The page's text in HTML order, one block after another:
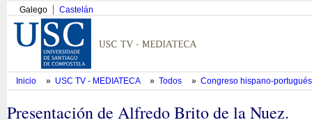
Galego Castelán
Inicio » USC TV - MEDIATECA » Todos » Congreso hispano-
Presentación de Alfredo Brito de la Nuez.